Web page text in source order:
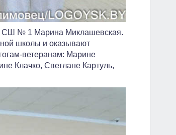
СШ № 1 Марина Миклашевская.
школы и оказывают
ветеранам: Марине
Клачко, Светлане Картуль,